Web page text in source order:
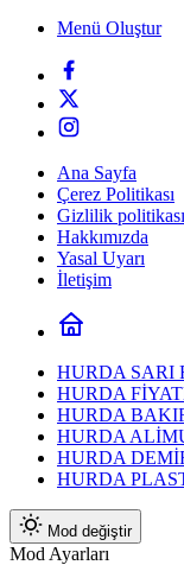
Menü Oluştur
Ana Sayfa
Çerez Politikası
Gizlilik politikası
Hakkımızda
Yasal Uyarı
İletişim
HURDA SARI
HURDA
HURDA
HURDA
HURDA
HURDA
Mod değiştir
Mod Ayarları